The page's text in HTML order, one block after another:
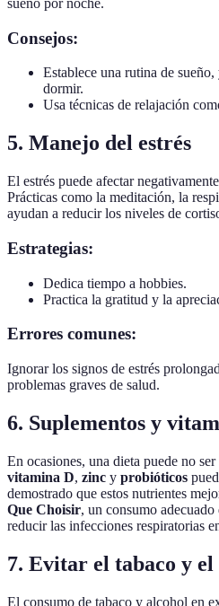
Consejos:
Establece una rutina de
dormir.
Usa técnicas de relajación
5. Manejo del estrés
El estrés puede afectar
Prácticas como la meditación, la
ayudan a reducir los niveles de
Estrategias:
Dedica tiempo a hobbies.
Practica la gratitud y la
Errores comunes:
Ignorar los signos de estrés
problemas graves de salud.
6. Suplementos y
En ocasiones, una dieta puede no
vitamina D, zinc y probióticos
demostrado que estos nutrientes
Que Choisir, un consumo adecuado
reducir las infecciones respiratorias
7. Evitar el tabaco y el
El consumo de tabaco y alcohol en